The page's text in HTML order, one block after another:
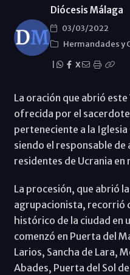
Diócesis Málaga
03/03/2022
Hermandades y
X
La oración que abrió
ofrecida por el
perteneciente a la
siendo el responsable
residentes de Ucrania en
La procesión, que abrió
agrupacionista, recorrió
histórico de la ciudad en
comenzó en Puerta del
Larios, Sancha de Lara,
Abades, Puerta del Sol